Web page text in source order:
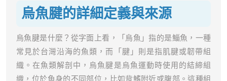
烏魚腱的詳細定義與來源
烏魚腱是什麼？從字面上看，「烏魚」指的是鯔魚，一種
常見於台灣沿海的魚類，而「腱」則是指肌腱或韌帶組
織。在魚類解剖中，烏魚腱是烏魚運動時使用的結締組
織，位於魚身的不同部位，比如背鰭附近或腹部。這種組